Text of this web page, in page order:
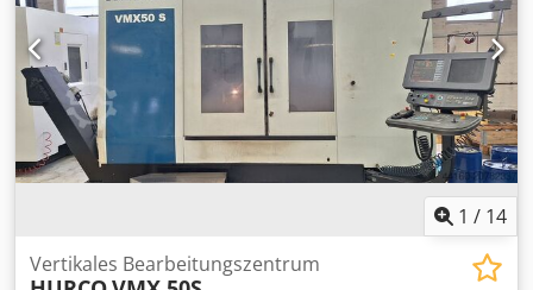
1 / 14
Vertikales Bearbeitungszentrum